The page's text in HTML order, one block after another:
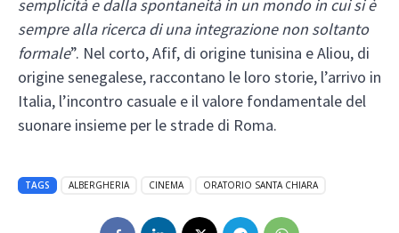
semplicità e dalla spontaneità in un mondo in cui si è
sempre alla ricerca di una integrazione non soltanto
formale”. Nel corto, Afif, di origine tunisina e Aliou, di
origine senegalese, raccontano le loro storie, l’arrivo in
Italia, l’incontro casuale e il valore fondamentale del
suonare insieme per le strade di Roma.
TAGS ALBERGHERIA CINEMA ORATORIO SANTA CHIARA